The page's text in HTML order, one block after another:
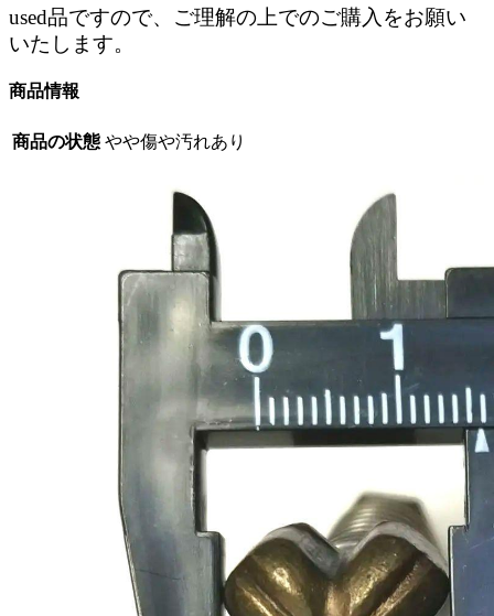
used品ですので、ご理解の上でのご購入をお願い
いたします。
商品情報
商品の状態 やや傷や汚れあり